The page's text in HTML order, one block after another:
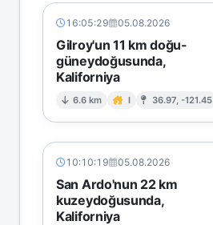
16:05:29 05.08.2026
Gilroy'un 11 km doğu-
güneydoğusunda,
Kaliforniya
6.6 km I 36.97, -121.45
10:10:19 05.08.2026
San Ardo'nun 22 km
kuzeydoğusunda,
Kaliforniya